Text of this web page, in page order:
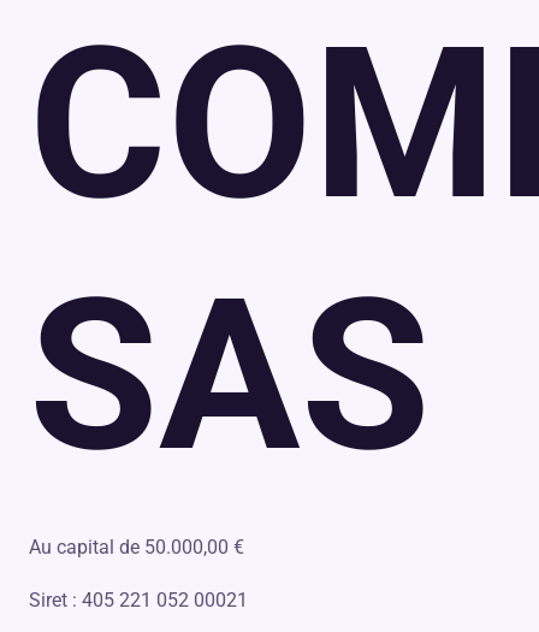
SAS
Au capital de 50.000,00 €
Siret : 405 221 052 00021